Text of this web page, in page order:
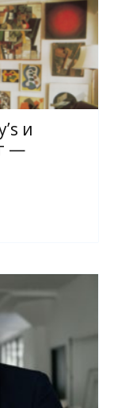
и
—